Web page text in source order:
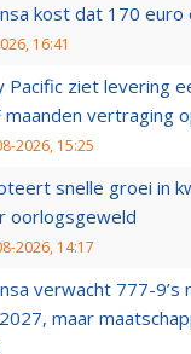
kost dat 170 euro
16:41
Pacific ziet levering
maanden vertraging
2026, 15:25
snelle groei in
oorlogsgeweld
2026, 14:17
verwacht 777-9’s
maar